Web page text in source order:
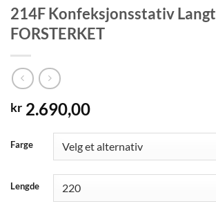
214F Konfeksjonsstativ Langt
FORSTERKET
kr 2.690,00
Farge
Lengde
Alternative: